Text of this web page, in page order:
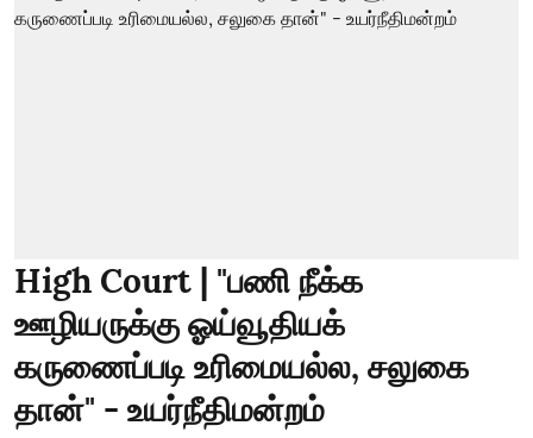
High Court | "பணி நீக்க
ஊழியருக்கு ஓய்வூதியக்
கருணைப்படி உரிமையல்ல, சலுகை
தான்" - உயர்நீதிமன்றம்